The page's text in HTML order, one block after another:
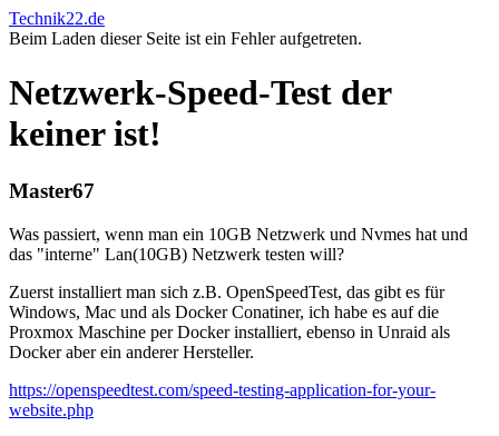
Technik22.de
Beim Laden dieser Seite ist ein Fehler aufgetreten.
Netzwerk-Speed-Test der
keiner ist!
Master67
Was passiert, wenn man ein 10GB Netzwerk und Nvmes hat und
das "interne" Lan(10GB) Netzwerk testen will?
Zuerst installiert man sich z.B. OpenSpeedTest, das gibt es für
Windows, Mac und als Docker Conatiner, ich habe es auf die
Proxmox Maschine per Docker installiert, ebenso in Unraid als
Docker aber ein anderer Hersteller.
https://openspeedtest.com/speed-testing-application-for-your-
website.php